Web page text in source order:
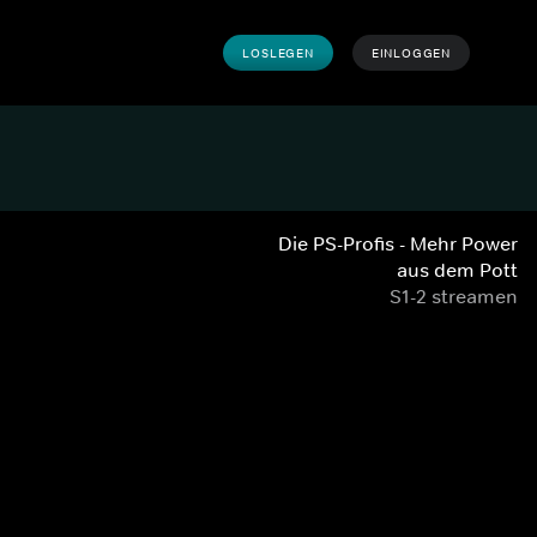
LOSLEGEN EINLOGGEN
Die PS-Profis - Mehr Power
aus dem Pott
S1-2 streamen